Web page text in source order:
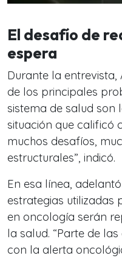
El desafío de
espera
Durante la entrevista,
de los principales
sistema de salud son
situación que calificó
muchos desafíos,
estructurales”, indicó.
En esa línea,
estrategias utilizadas
en oncología serán
la salud. “Parte de
con la alerta